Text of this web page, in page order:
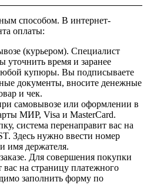
способом. В интернет-
оплаты:
(курьером). Специалист
уточнить время и заранее
купюры. Вы подписываете
документы, вносите денежные
и чек.
самовывозе или оформлении в
МИР, Visa и MasterCard.
система перенаправит вас на
Здесь нужно ввести номер
имя держателя.
Для совершения покупки
вас на страницу платежного
заполнить форму по